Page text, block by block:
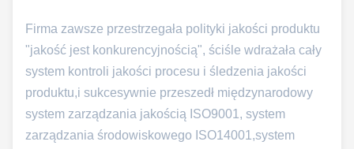
Firma zawsze przestrzegała polityki jakości produktu
"jakość jest konkurencyjnością", ściśle wdrażała cały
system kontroli jakości procesu i śledzenia jakości
produktu,i sukcesywnie przeszedł międzynarodowy
system zarządzania jakością ISO9001, system
zarządzania środowiskowego ISO14001,system